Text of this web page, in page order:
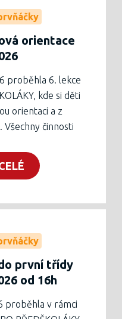
orientace
proběhla 6. lekce
kde si děti
orientaci a z
činnosti
týdnu.
9. února, bude
rodičům vysvětlí
zdárnému
tištěná podoba
zádveří školy.
první třídy
od 16h
proběhla v rámci